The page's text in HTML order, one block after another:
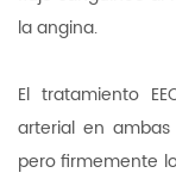
la angina.
El tratamiento
arterial en
pero firmemente